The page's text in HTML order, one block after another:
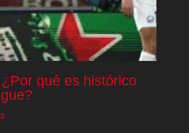
qué es histórico